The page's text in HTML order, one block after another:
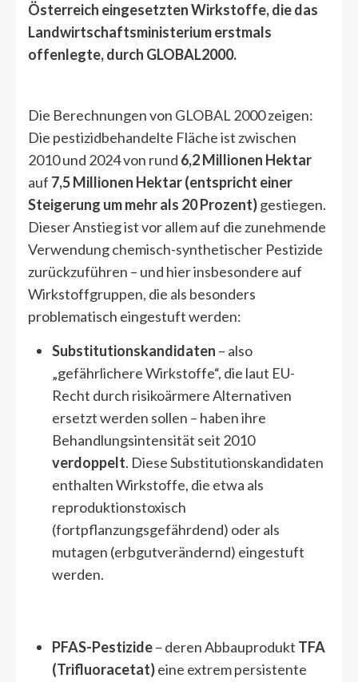
Österreich eingesetzten Wirkstoffe, die das
Landwirtschaftsministerium erstmals
offenlegte, durch GLOBAL2000.
Die Berechnungen von GLOBAL 2000 zeigen:
Die pestizidbehandelte Fläche ist zwischen
2010 und 2024 von rund 6,2 Millionen Hektar
auf 7,5 Millionen Hektar (entspricht einer
Steigerung um mehr als 20 Prozent)gestiegen.
Dieser Anstieg ist vor allem auf die zunehmende
Verwendung chemisch-synthetischer Pestizide
zurückzuführen – und hier insbesondere auf
Wirkstoffgruppen, die als besonders
problematisch eingestuft werden:
Substitutionskandidaten – also
„gefährlichere Wirkstoffe“, die laut EU-
Recht durch risikoärmere Alternativen
ersetzt werden sollen – haben ihre
Behandlungsintensität seit 2010
verdoppelt. Diese Substitutionskandidaten
enthalten Wirkstoffe, die etwa als
reproduktionstoxisch
(fortpflanzungsgefährdend) oder als
mutagen (erbgutverändernd) eingestuft
werden.
PFAS-Pestizide– deren Abbauprodukt TFA
(Trifluoracetat)eine extrem persistente